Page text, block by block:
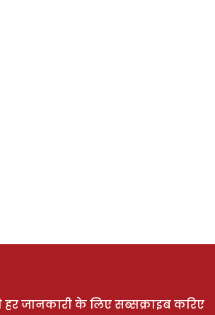
हर जानकारी के लिए सब्सक्राइब करिए